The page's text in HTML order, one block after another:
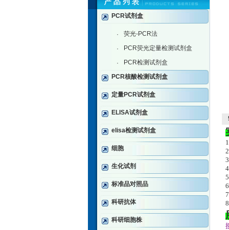
PCR试剂盒
· 荧光-PCR法
· PCR荧光定量检测试剂盒
·
PCR检测试剂盒
PCR核酸检测试剂盒
定量PCR试剂盒
ELISA试剂盒
elisa检测试剂盒
细胞
生化试剂
标准品对照品
科研抗体
科研细胞株